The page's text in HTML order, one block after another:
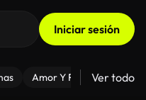
Iniciar sesión
Amor Y Relaciones
Ver todo